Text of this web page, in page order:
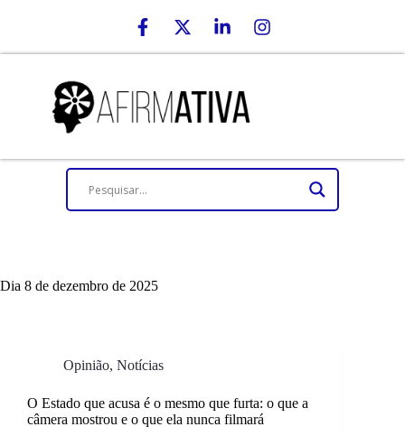
Dia 8 de dezembro de 2025
Opinião, Notícias
O Estado que acusa é o mesmo que furta: o que a
câmera mostrou e o que ela nunca filmará